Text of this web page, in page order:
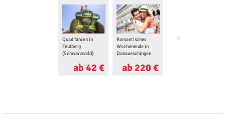
Quad fahren in
Feldberg
(Schwarzwald)
ab 42 €
Romantisches
Wochenende in
Donaueschingen
ab 220 €
Fotografie